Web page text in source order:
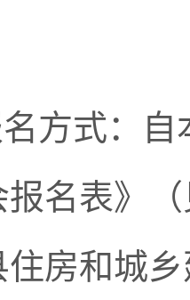
名方式：
报名表》
房和城